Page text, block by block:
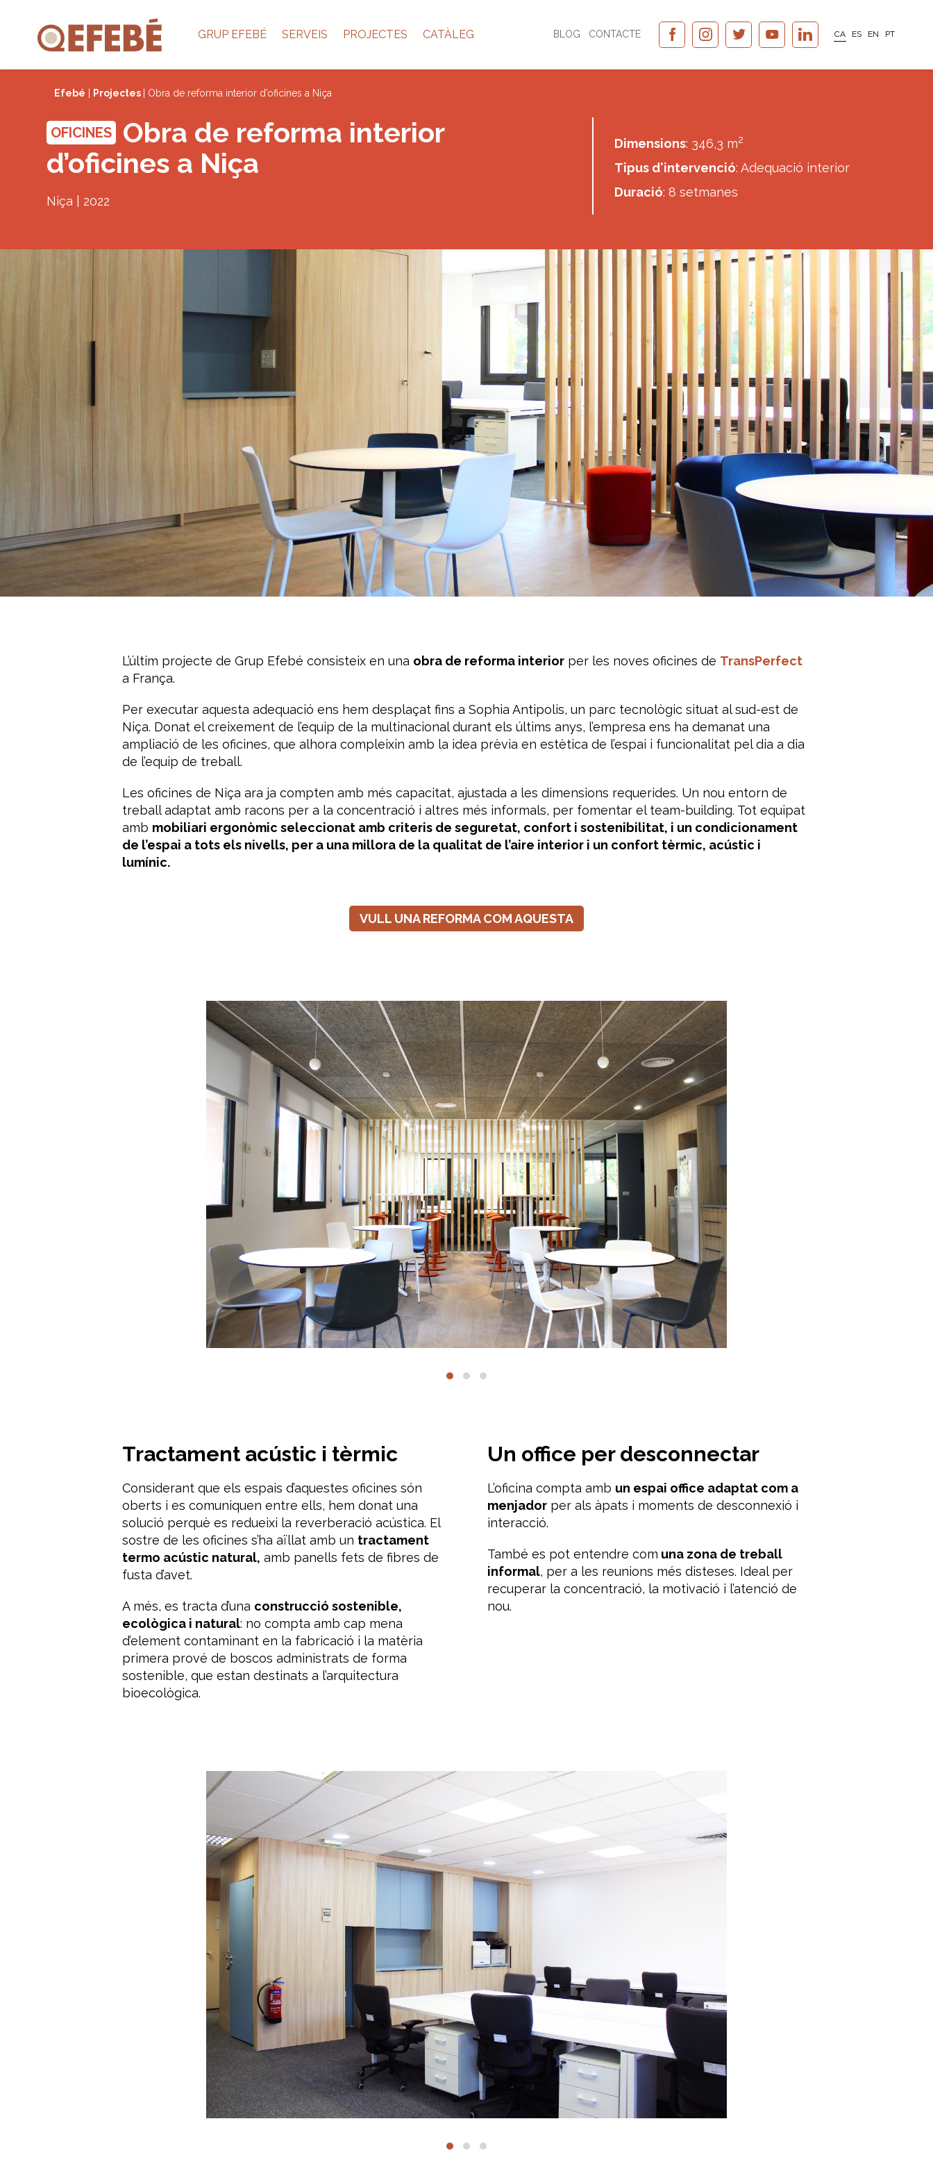
GRUP EFEBÉ SERVEIS PROJECTES CATÀLEG BLOG CONTACTE CA ES EN PT
Efebé Projectes | Obra de reforma interior d’oficines a Niça
OFICINES
Obra de reforma interior
d’oficines a Niça
Niça | 2022
Dimensions: 346,3 m2
Tipus d'intervenció: Adequació interior
Duració: 8 setmanes
L’últim projecte de Grup Efebé consisteix en una obra de reforma interiorper les noves oficines de TransPerfect
a França.
Per executar aquesta adequació ens hem desplaçat fins a Sophia Antipolis, un parc tecnològic situat al sud-est de
Niça. Donat el creixement de l’equip de la multinacional durant els últims anys, l’empresa ens ha demanat una
ampliació de les oficines, que alhora compleixin amb la idea prèvia en estètica de l’espai i funcionalitat pel dia a dia
de l’equip de treball.
Les oficines de Niça ara ja compten amb més capacitat, ajustada a les dimensions requerides. Un nou entorn de
treball adaptat amb racons per a la concentració i altres més informals, per fomentar el team-building. Tot equipat
amb mobiliari ergonòmic seleccionat amb criteris de seguretat, confort i sostenibilitat, i un condicionament
de l’espai a tots els nivells, per a una millora de la qualitat de l’aire interior i un confort tèrmic, acústic i
lumínic.
VULL UNA REFORMA COM AQUESTA
Tractament acústic i tèrmic
Considerant que els espais d’aquestes oficines són
oberts i es comuniquen entre ells, hem donat una
solució perquè es redueixi la reverberació acústica. El
sostre de les oficines s’ha aïllat amb un tractament
termo acústic natural, amb panells fets de fibres de
fusta d’avet.
A més, es tracta d’una construcció sostenible,
ecològica i natural: no compta amb cap mena
d’element contaminant en la fabricació i la matèria
primera prové de boscos administrats de forma
sostenible, que estan destinats a l’arquitectura
bioecològica.
Un office per desconnectar
L’oficina compta amb un espai office adaptat com a
menjadorper als àpats i moments de desconnexió i
interacció.
També es pot entendre com una zona de treball
informal, per a les reunions més disteses. Ideal per
recuperar la concentració, la motivació i l’atenció de
nou.